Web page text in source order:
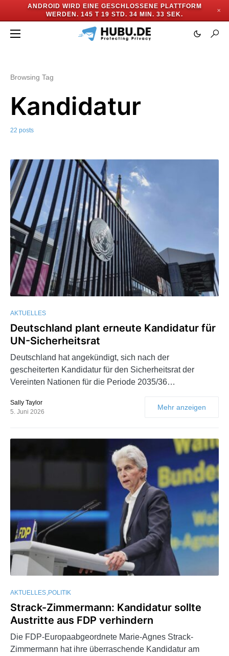
ANDROID WIRD EINE GESCHLOSSENE PLATTFORM
WERDEN. 145 T 19 STD. 34 MIN. 31 SEK.
✕
Browsing Tag
Kandidatur
22 posts
AKTUELLES
Deutschland plant erneute Kandidatur für
UN-Sicherheitsrat
Deutschland hat angekündigt, sich nach der
gescheiterten Kandidatur für den Sicherheitsrat der
Vereinten Nationen für die Periode 2035/36…
Sally Taylor
5. Juni 2026
Mehr anzeigen
AKTUELLES POLITIK
Strack-Zimmermann: Kandidatur sollte
Austritte aus FDP verhindern
Die FDP-Europaabgeordnete Marie-Agnes Strack-
Zimmermann hat ihre überraschende Kandidatur am